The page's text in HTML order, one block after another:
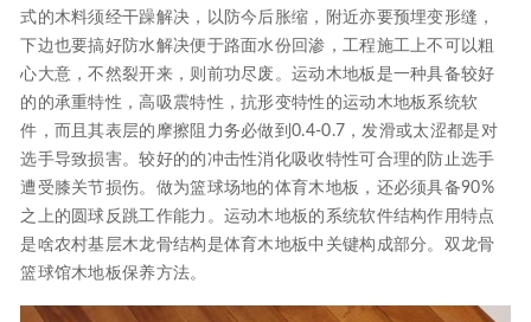
式的木料须经干躁解决，以防今后胀缩，附近亦要预埋变形缝，
下边也要搞好防水解决便于路面水份回渗，工程施工上不可以粗
心大意，不然裂开来，则前功尽废。运动木地板是一种具备较好
的的承重特性，高吸震特性，抗形变特性的运动木地板系统软
件，而且其表层的摩擦阻力务必做到0.4-0.7，发滑或太涩都是对
选手导致损害。较好的的冲击性消化吸收特性可合理的防止选手
遭受膝关节损伤。做为篮球场地的体育木地板，还必须具备90%
之上的圆球反跳工作能力。运动木地板的系统软件结构作用特点
是啥农村基层木龙骨结构是体育木地板中关键构成部分。双龙骨
篮球馆木地板保养方法。